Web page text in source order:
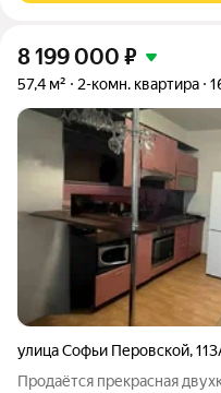
8 199 000 ₽
57,4 м² 2-комн. квартира
улица Софьи Перовской,
Продаётся прекрасная